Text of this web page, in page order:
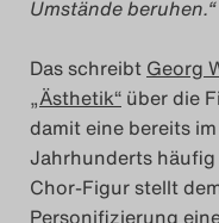
Umstände beruhen.“
Das schreibt Georg
„Ästhetik“ über die
damit eine bereits
Jahrhunderts
Chor-Figur stellt
Personifizierung